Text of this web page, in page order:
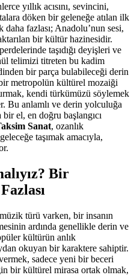
yıllık acısını, sevincini,
döken bir geleneğe atılan ilk
fazlası; Anadolu’nun sesi,
bir kültür hazinesidir.
taşıdığı deyişleri ve
telimizi titreten bu kadim
bir parça bulabileceği derin
metropolün kültürel mozaiği
kendi türkümüzü söylemek
Bu anlamlı ve derin yolculuğa
el, en doğru başlangıcı
Sanat, ozanlık
taşımak amacıyla,
Bir
türü varken, bir insanın
ardında genellikle derin ve
kültürün anlık
okuyan bir karaktere sahiptir.
sadece yeni bir beceri
bir kültürel mirasa ortak olmak,